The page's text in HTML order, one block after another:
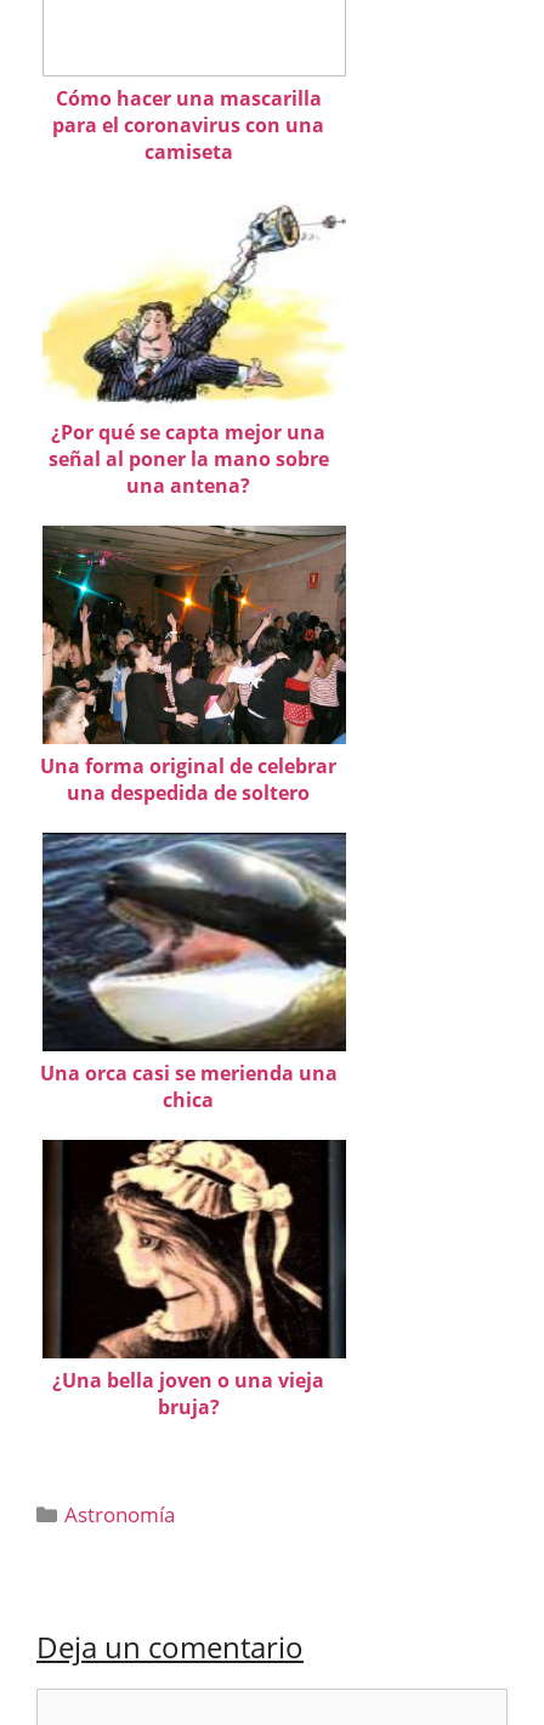
Cómo hacer una mascarilla
para el coronavirus con una
camiseta
¿Por qué se capta mejor una
señal al poner la mano sobre
una antena?
Una forma original de celebrar
una despedida de soltero
Una orca casi se merienda una
chica
¿Una bella joven o una vieja
bruja?
Categorías
Astronomía
Deja un comentario